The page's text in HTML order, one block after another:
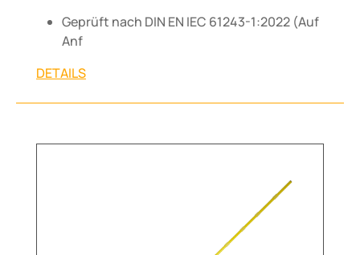
Geprüft nach DIN EN IEC 61243-1:2022 (Auf
Anf
DETAILS